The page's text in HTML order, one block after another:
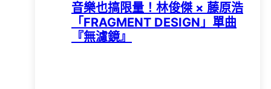
音樂也搞限量！林俊傑 × 藤原浩
「FRAGMENT DESIGN」單曲
『無濾鏡』